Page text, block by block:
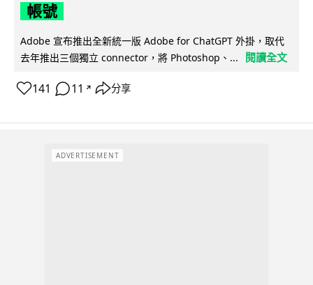
帳號
Adobe 宣布推出全新統一版 Adobe for ChatGPT 外掛，取代
去年推出三個獨立 connector，將 Photoshop、...
閱讀全文
141 11 ↗ 分享
ADVERTISEMENT